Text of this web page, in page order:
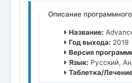
Описание
Название:
Год выхода: 2019
Версия
Язык: Русский,
Таблетка/